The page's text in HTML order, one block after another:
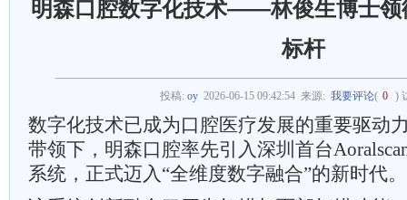
明森口腔数字化技术——林俊生博士领
标杆
投稿: oy 2026-06-15 09:42:54来源: 我要评论( 0 )
数字化技术已成为口腔医疗发展的重要驱动
带领下，明森口腔率先引入深圳首台
系统，正式迈入“全维度数字融合”的新时代。